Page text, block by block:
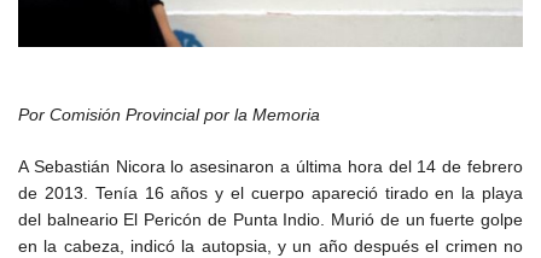
Por Comisión Provincial por la Memoria
A Sebastián Nicora lo asesinaron a última hora del 14 de febrero
de 2013. Tenía 16 años y el cuerpo apareció tirado en la playa
del balneario El Pericón de Punta Indio. Murió de un fuerte golpe
en la cabeza, indicó la autopsia, y un año después el crimen no